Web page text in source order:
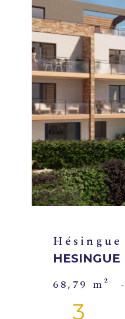
Hésingue
HESINGUE
68,79 m² -
3